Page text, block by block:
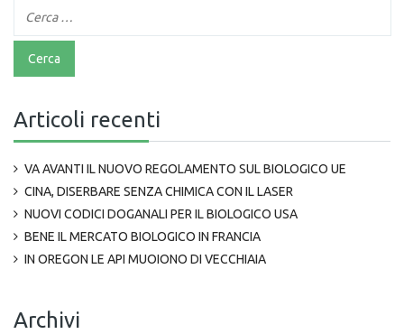
Articoli recenti
VA AVANTI IL NUOVO REGOLAMENTO SUL BIOLOGICO UE
CINA, DISERBARE SENZA CHIMICA CON IL LASER
NUOVI CODICI DOGANALI PER IL BIOLOGICO USA
BENE IL MERCATO BIOLOGICO IN FRANCIA
IN OREGON LE API MUOIONO DI VECCHIAIA
Archivi